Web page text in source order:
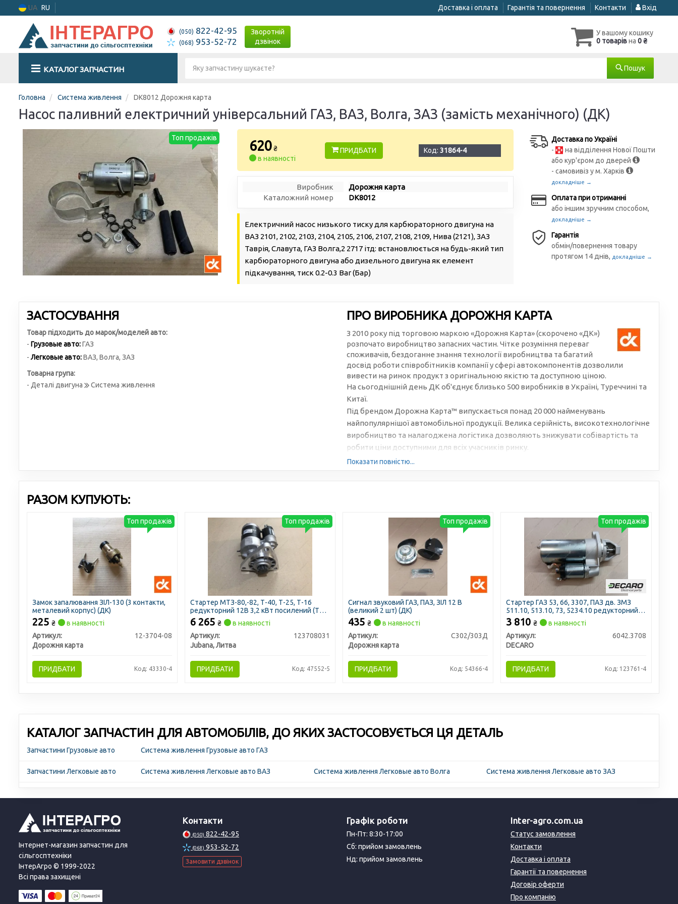
UA RU Доставка і оплата Гарантія та повернення Контакти Вхід
(050) 822-42-95
(068) 953-52-72
Зворотній
дзвінок
У вашому кошику
0 товарівна 0 ₴
КАТАЛОГ ЗАПЧАСТИН Пошук
Головна Система живлення DK8012 Дорожня карта
Насос паливний електричний універсальний ГАЗ, ВАЗ, Волга, ЗАЗ (замість механічного) (ДК)
Топ продажів
620 ₴
в наявності
ПРИДБАТИ Код:31864-4
Виробник
Дорожня карта
Каталожний номер
DK8012
Електричний насос низького тиску для карбюраторного двигуна на
ВАЗ 2101, 2102, 2103, 2104, 2105, 2106, 2107, 2108, 2109, Нива (2121), ЗАЗ
Таврія, Славута, ГАЗ Волга,2 2717 ітд: встановлюється на будь-який тип
карбюраторного двигуна або дизельного двигуна як елемент
підкачування, тиск 0.2-0.3 Bar (Бар)
Доставка по Україні
-
на відділення Нової Пошти
або кур'єром до дверей
- самовивіз у м. Харків
докладніше →
Оплата при отриманні
або іншим зручним способом,
докладніше →
Гарантія
обмін/повернення товару
протягом 14 днів, докладніше →
ЗАСТОСУВАННЯ
Товар підходить до марок/моделей авто:
- Грузовые авто:ГАЗ
-Легковые авто:ВАЗ, Волга, ЗАЗ
Товарна група:
- Деталі двигуна
Система живлення
ПРО ВИРОБНИКА ДОРОЖНЯ КАРТА
З 2010 року під торговою маркою «Дорожня Карта» (скорочено «ДК»)
розпочато виробництво запасних частин. Чітке розуміння переваг
споживачів, бездоганне знання технології виробництва та багатий
досвід роботи співробітників компанії у сфері автокомпонентів дозволили
вивести на ринок продукт з оригінальною якістю та доступною ціною.
На сьогоднішній день ДК об'єднує близько 500 виробників в Україні, Туреччині та
Китаї.
Під брендом Дорожна Карта™ випускається понад 20 000 найменувань
найпопулярнішої автомобільної продукції. Велика серійність, високотехнологічне
виробництво та налагоджена логістика дозволяють знижувати собівартість та
робити ціни доступними для всіх учасників ринку.
Показати повністю...
РАЗОМ КУПУЮТЬ:
Замок запалювання ЗІЛ-130 (3 контакти,
металевий корпус) (ДК)
225 ₴
в наявності
Артикул:
12-3704-08
Дорожня карта
ПРИДБАТИ Код: 43330-4
Топ продажів
Стартер МТЗ-80,-82, Т-40, Т-25, Т-16
редукторний 12В 3,2 кВт посилений (ТМ
JUBANA)
6 265 ₴
в наявності
Артикул:
123708031
Jubana, Литва
ПРИДБАТИ Код: 47552-5
Топ продажів
Сигнал звуковий ГАЗ, ПАЗ, ЗІЛ 12 В
(великий 2 шт) (ДК)
435 ₴
в наявності
Артикул:
С302/303Д
Дорожня карта
ПРИДБАТИ Код: 54366-4
Топ продажів
Стартер ГАЗ 53, 66, 3307, ПАЗ дв. ЗМЗ
511.10, 513.10, 73, 5234.10 редукторний
12В z=9 2.0 кВт (DECARO)
3 810₴
в наявності
Артикул:
6042.3708
DECARO
ПРИДБАТИ Код: 123761-4
Топ продажів
КАТАЛОГ ЗАПЧАСТИН ДЛЯ АВТОМОБІЛІВ, ДО ЯКИХ ЗАСТОСОВУЄТЬСЯ ЦЯ ДЕТАЛЬ
Запчастини Грузовые авто Система живлення Грузовые авто ГАЗ
Запчастини Легковые авто Система живлення Легковые авто ВАЗ Система живлення Легковые авто Волга Система живлення Легковые авто ЗАЗ
Інтернет-магазин запчастин для
сільгосптехніки
ІнтерАгро © 1999-2022
Всі права захищені
Контакти
(050) 822-42-95
(068) 953-52-72
Замовити дзвінок
Графік роботи
Пн-Пт: 8:30-17:00
Сб: прийом замовлень
Нд: прийом замовлень
Inter-agro.com.ua
Статус замовлення
Контакти
Доставка і оплата
Гарантії та повернення
Договір оферти
Про компанію